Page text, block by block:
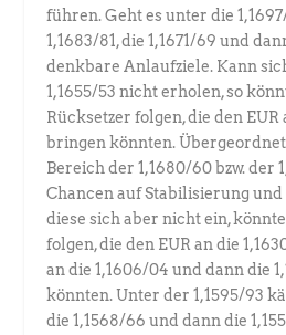
führen. Geht es unter die
1,1683/81, die 1,1671/69 und
denkbare Anlaufziele. Kann
1,1655/53 nicht erholen, so
Rücksetzer folgen, die den EUR
bringen könnten.
Bereich der 1,1680/60 bzw. der
Chancen auf Stabilisierung
diese sich aber nicht ein,
folgen, die den EUR an die
an die 1,1606/04 und dann die
könnten. Unter der 1,1595/93
die 1,1568/66 und dann die